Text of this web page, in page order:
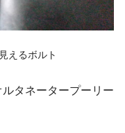
えるボルト
タネータープーリー